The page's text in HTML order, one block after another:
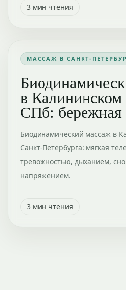
3 мин чтения
МАССАЖ В САНКТ-
в Калининском
СПб: бережная
Биодинамический массаж в
Санкт-Петербурга: мягкая
тревожностью, дыханием,
напряжением.
3 мин чтения